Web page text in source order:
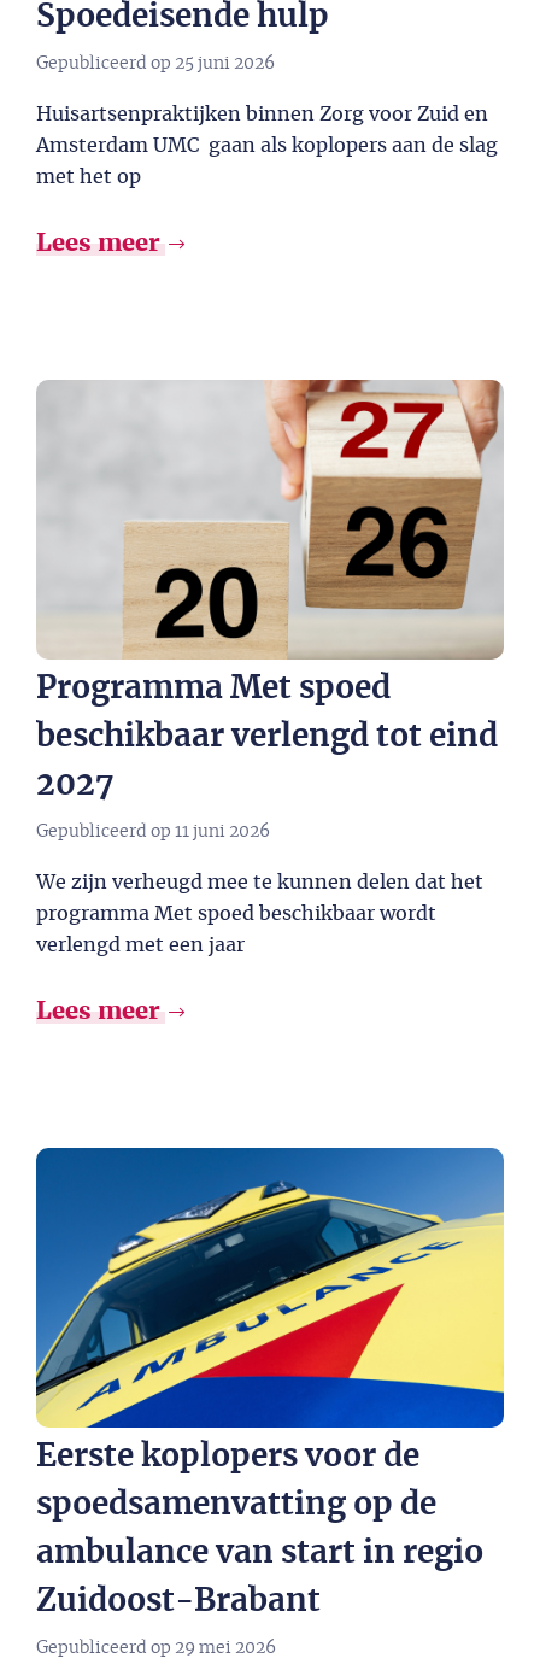
Spoedeisende hulp
Gepubliceerd op 25 juni 2026
Huisartsenpraktijken binnen Zorg voor Zuid en
Amsterdam UMC gaan als koplopers aan de slag
met het op
Lees meer
Programma Met spoed
beschikbaar verlengd tot eind
2027​
Gepubliceerd op 11 juni 2026
We zijn verheugd mee te kunnen delen dat het
programma Met spoed beschikbaar wordt
verlengd met een jaar
Lees meer
Eerste koplopers voor de
spoedsamenvatting op de
ambulance van start in regio
Zuidoost-Brabant
Gepubliceerd op 29 mei 2026